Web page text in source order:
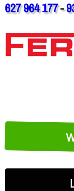
627 964 177-